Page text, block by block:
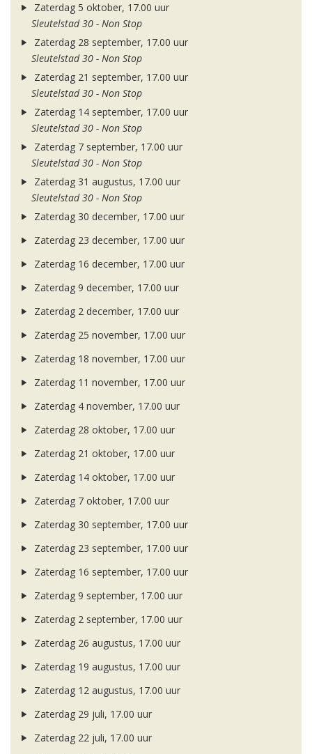
Zaterdag 5 oktober, 17.00 uur
Sleutelstad 30 - Non Stop
Zaterdag 28 september, 17.00 uur
Sleutelstad 30 - Non Stop
Zaterdag 21 september, 17.00 uur
Sleutelstad 30 - Non Stop
Zaterdag 14 september, 17.00 uur
Sleutelstad 30 - Non Stop
Zaterdag 7 september, 17.00 uur
Sleutelstad 30 - Non Stop
Zaterdag 31 augustus, 17.00 uur
Sleutelstad 30 - Non Stop
Zaterdag 30 december, 17.00 uur
Zaterdag 23 december, 17.00 uur
Zaterdag 16 december, 17.00 uur
Zaterdag 9 december, 17.00 uur
Zaterdag 2 december, 17.00 uur
Zaterdag 25 november, 17.00 uur
Zaterdag 18 november, 17.00 uur
Zaterdag 11 november, 17.00 uur
Zaterdag 4 november, 17.00 uur
Zaterdag 28 oktober, 17.00 uur
Zaterdag 21 oktober, 17.00 uur
Zaterdag 14 oktober, 17.00 uur
Zaterdag 7 oktober, 17.00 uur
Zaterdag 30 september, 17.00 uur
Zaterdag 23 september, 17.00 uur
Zaterdag 16 september, 17.00 uur
Zaterdag 9 september, 17.00 uur
Zaterdag 2 september, 17.00 uur
Zaterdag 26 augustus, 17.00 uur
Zaterdag 19 augustus, 17.00 uur
Zaterdag 12 augustus, 17.00 uur
Zaterdag 29 juli, 17.00 uur
Zaterdag 22 juli, 17.00 uur